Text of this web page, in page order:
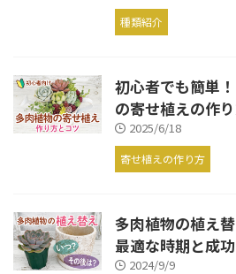
種類紹介
初心者でも簡単
の寄せ植えの作
2025/6/18
寄せ植えの作り方
多肉植物の植え
最適な時期と成
2024/9/9